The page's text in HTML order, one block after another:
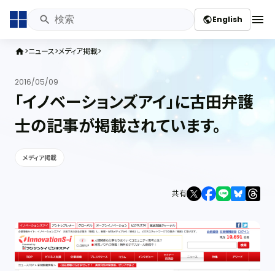
publicEnglish menu
home ニュース メディア掲載
2016/05/09
「イノベーションズアイ」に古田弁護
士の記事が掲載されています。
メディア掲載
共有